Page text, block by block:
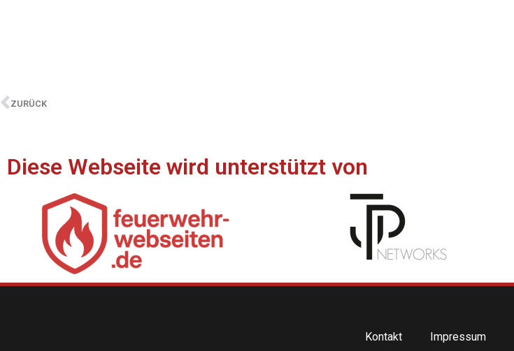
ZURÜCK
Diese Webseite wird unterstützt von
Kontakt Impressum